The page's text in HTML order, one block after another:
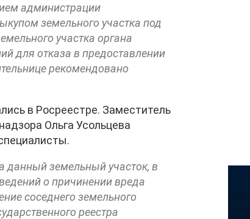
администрации
земельного участка под
участка органа
для отказа в предоставлении
рекомендовано
в Росреестре. Заместитель
Ольга Усольцева
данный земельный участок, в
о причинении вреда
соседнего земельного
реестра